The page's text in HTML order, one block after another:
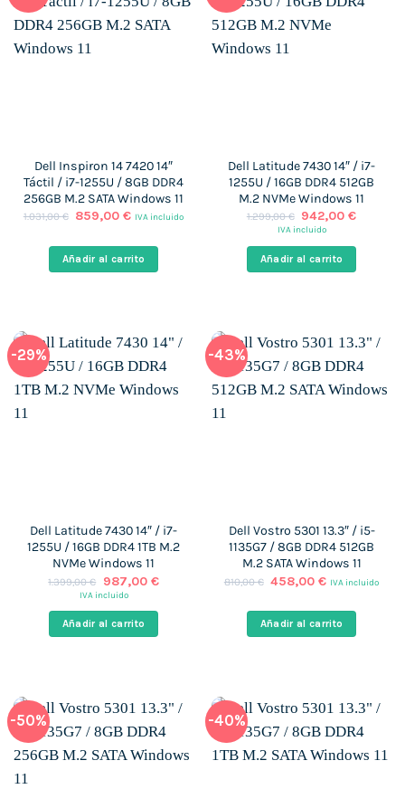
Dell Inspiron 14 7420 14″
Táctil / i7-1255U / 8GB DDR4
256GB M.2 SATA Windows 11
1.031,00€ El
era:
1.031,00 €.
859,00€El
es:
859,00 €.
IVA incluido
Añadir al carrito
Dell Latitude 7430 14″ / i7-
1255U / 16GB DDR4 512GB
M.2 NVMe Windows 11
1.299,00€ El
precio
era:
1.299,00 €.
942,00€El
es:
IVA incluido
Añadir al carrito
-29%
Dell Latitude 7430 14″ / i7-
1255U / 16GB DDR4 1TB M.2
NVMe Windows 11
1.399,00€
El
precio
era:
1.399,00 €.
987,00 €El
es:
987,00 €.
IVA incluido
Añadir al carrito
-43%
Dell Vostro 5301 13.3″ / i5-
1135G7 / 8GB DDR4 512GB
M.2 SATA Windows 11
810,00€ El
era:
810,00 €.
458,00€El
es:
458,00 €.
IVA incluido
Añadir al carrito
-50% -40%